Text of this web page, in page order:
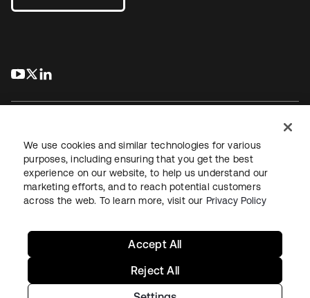
s’ouvre dans un nouvel onglet
s’ouvre dans un nouvel onglet
JuridiquePolitique de confidentialité
Conditions d’utilisation du siteSécuritéPlan du site
Paramètres des cookies
We use cookies and similar technologies for various
purposes, including ensuring that you get the best
experience on our website, to help us understand our
marketing efforts, and to reach potential customers
across the web. To learn more, visit our Privacy Policy
Reject All
Accept All